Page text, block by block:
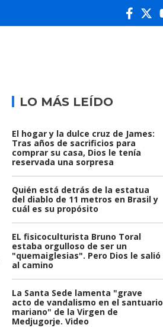
LO MÁS LEÍDO
El hogar y la dulce cruz de James:
Tras años de sacrificios para
comprar su casa, Dios le tenía
reservada una sorpresa
Quién está detrás de la estatua
del diablo de 11 metros en Brasil y
cuál es su propósito
EL fisicoculturista Bruno Toral
estaba orgulloso de ser un
"quemaiglesias". Pero Dios le salió
al camino
La Santa Sede lamenta "grave
acto de vandalismo en el santuario
mariano" de la Virgen de
Medjugorje. Video